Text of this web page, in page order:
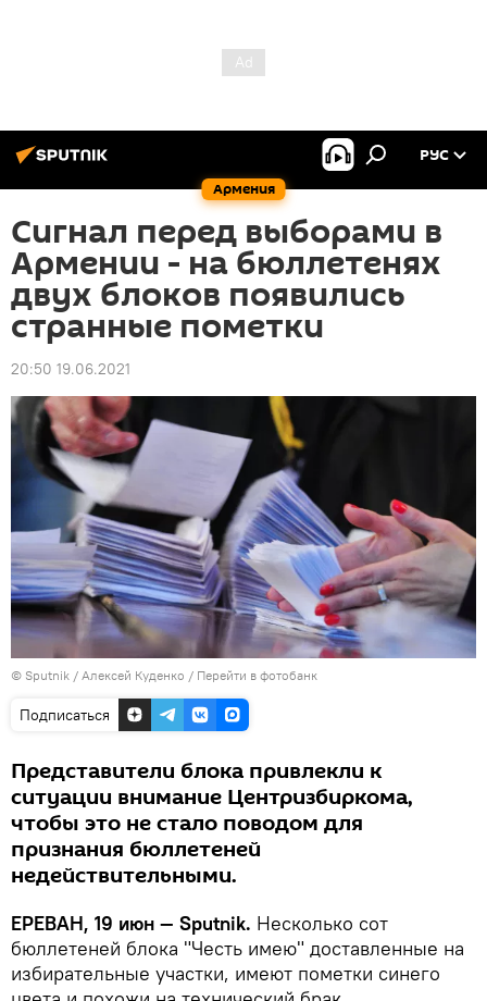
Армения
РУС
Сигнал перед выборами в
Армении - на бюллетенях
двух блоков появились
странные пометки
20:50 19.06.2021
© Sputnik / Алексей Куденко / Перейти в фотобанк
Подписаться
Представители блока привлекли к
ситуации внимание Центризбиркома,
чтобы это не стало поводом для
признания бюллетеней
недействительными.
ЕРЕВАН, 19 июн — Sputnik. Несколько сот
бюллетеней блока "Честь имею" доставленные на
избирательные участки, имеют пометки синего